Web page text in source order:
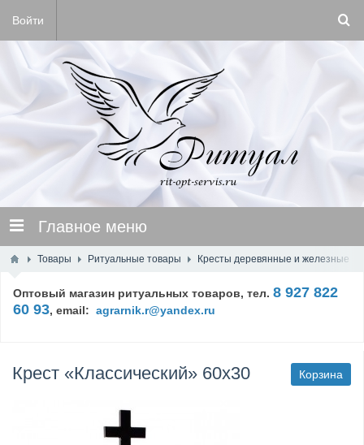
Войти
Главное меню
Товары Ритуальные товары Кресты деревянные и железные
Оптовый магазин ритуальных товаров, тел. 8 927 822
60 93, email: agrarnik.r@yandex.ru
Корзина
Крест «Классический» 60х30